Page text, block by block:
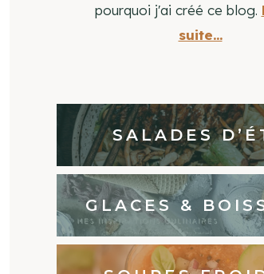
pourquoi j'ai créé ce blog.
suite...
SALADES
GLACES &